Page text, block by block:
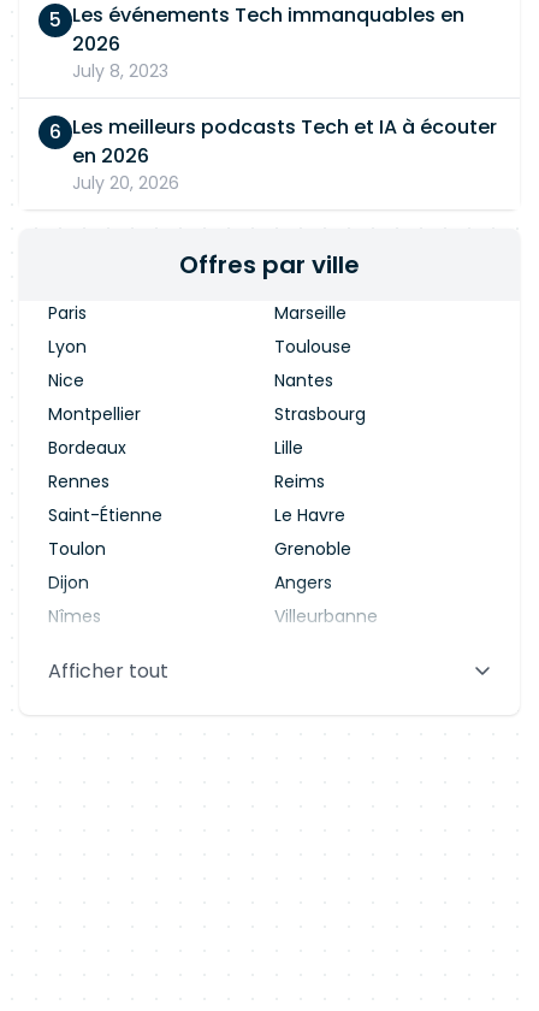
Les événements Tech immanquables en
2026
July 8, 2023
Les meilleurs podcasts Tech et IA à écouter
en 2026
July 20, 2026
Offres par ville
Paris
Marseille
Lyon
Toulouse
Nice
Nantes
Montpellier
Strasbourg
Bordeaux
Lille
Rennes
Reims
Saint-Étienne
Le Havre
Toulon
Grenoble
Dijon
Angers
Nîmes
Villeurbanne
Aix-en-Provence
Afficher tout